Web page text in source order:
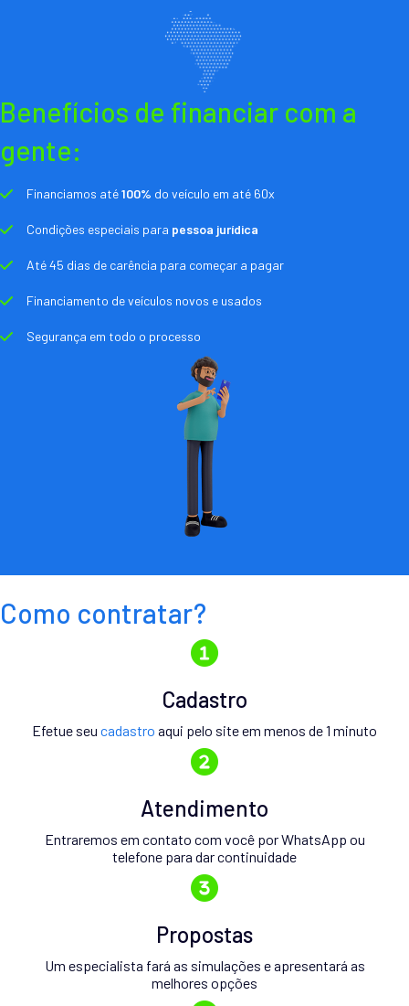
Benefícios de financiar com a
gente:
Financiamos até100% do veículo em até 60x
Condições especiais para pessoa jurídica
Até 45 dias de carência para começar a pagar
Financiamento de veículos novos e usados
Segurança em todo o processo
Como contratar?
Cadastro
Efetue seu cadastro aqui pelo site em menos de 1 minuto
Atendimento
Entraremos em contato com você por WhatsApp ou
telefone para dar continuidade
Propostas
Um especialista fará as simulações e apresentará as
melhores opções